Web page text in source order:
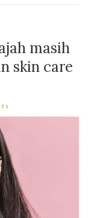
masih
skin care